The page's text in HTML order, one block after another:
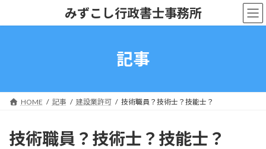
みずこし行政書士事務所
記事
HOME 記事 建設業許可 技術職員？技術士？技能士？
技術職員？技術士？技能士？